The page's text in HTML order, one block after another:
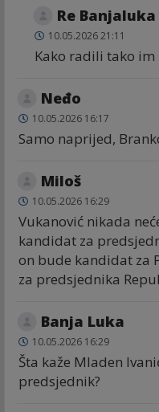
Re Banjaluka
10.05.2026 21:11
Kako radili tako im
Neđo
10.05.2026 16:17
Samo naprijed,
Miloš
10.05.2026 16:29
Vukanović nikada
kandidat za
on bude kandidat za
za predsjednika
Banja Luka
10.05.2026 16:29
Šta kaže Mladen
predsjednik?